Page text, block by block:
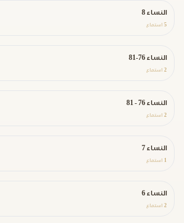
النساء 8
5 استماع
النساء 76-81
2 استماع
النساء 76 - 81
2 استماع
النساء 7
1 استماع
النساء 6
2 استماع